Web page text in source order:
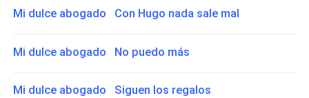
Mi dulce abogado Con Hugo nada sale mal
Mi dulce abogado No puedo más
Mi dulce abogado Siguen los regalos